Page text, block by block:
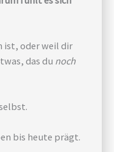
ist, oder weil dir
das du noch
bis heute prägt.